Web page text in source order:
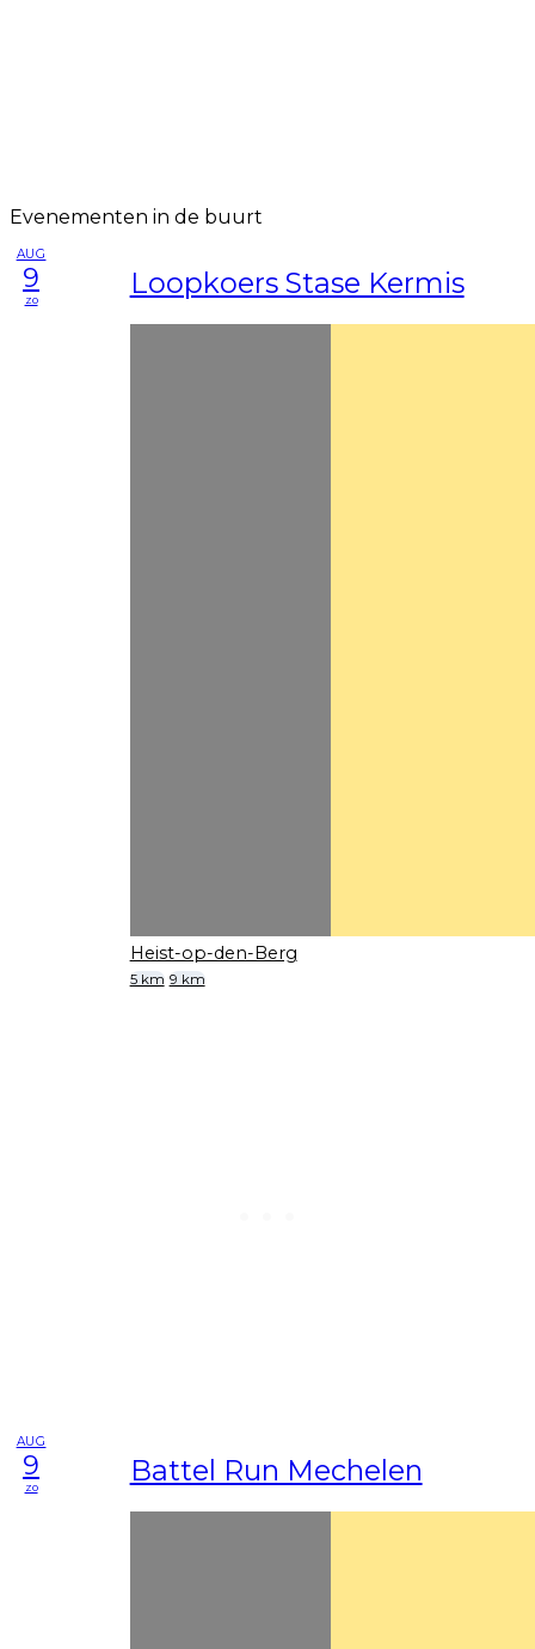
Evenementen in de buurt
AUG
9
zo Loopkoers Stase Kermis
Heist-op-den-Berg
5 km 9 km
AUG
9
zo Battel Run Mechelen